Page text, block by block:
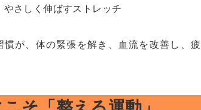
やさしく伸ばすストレッチ
慣が、体の緊張を解き、血流を改善し、